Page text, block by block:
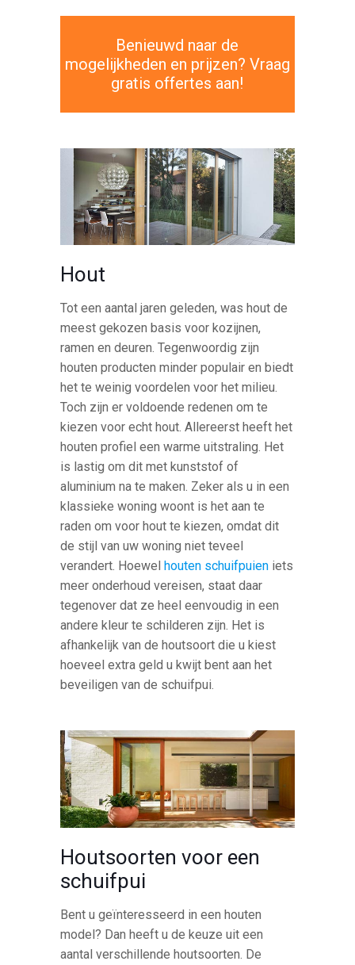
Benieuwd naar de
mogelijkheden en prijzen? Vraag
gratis offertes aan!
Hout
Tot een aantal jaren geleden, was hout de
meest gekozen basis voor kozijnen,
ramen en deuren. Tegenwoordig zijn
houten producten minder populair en biedt
het te weinig voordelen voor het milieu.
Toch zijn er voldoende redenen om te
kiezen voor echt hout. Allereerst heeft het
houten profiel een warme uitstraling. Het
is lastig om dit met kunststof of
aluminium na te maken. Zeker als u in een
klassieke woning woont is het aan te
raden om voor hout te kiezen, omdat dit
de stijl van uw woning niet teveel
verandert. Hoewel houten schuifpuien iets
meer onderhoud vereisen, staat daar
tegenover dat ze heel eenvoudig in een
andere kleur te schilderen zijn. Het is
afhankelijk van de houtsoort die u kiest
hoeveel extra geld u kwijt bent aan het
beveiligen van de schuifpui.
Houtsoorten voor een
schuifpui
Bent u geïnteresseerd in een houten
model? Dan heeft u de keuze uit een
aantal verschillende houtsoorten. De